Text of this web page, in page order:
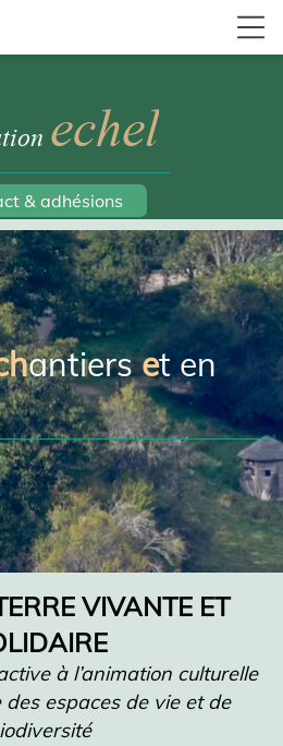
echel
& adhésions
antierset en
VIVANTE ET
à l’animation culturelle
espaces de vie et de